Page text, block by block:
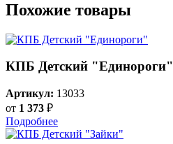
Похожие товары
КПБ Детский "Единороги"
Артикул: 13033
от 1 373 ₽
Подробнее